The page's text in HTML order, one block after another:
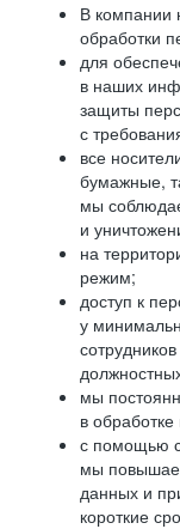
В компании
обработки
для
в наших
защиты
с
все
бумажные,
мы
и
на
режим;
доступ к
у
мы
в
с помощью
мы
данных и
короткие